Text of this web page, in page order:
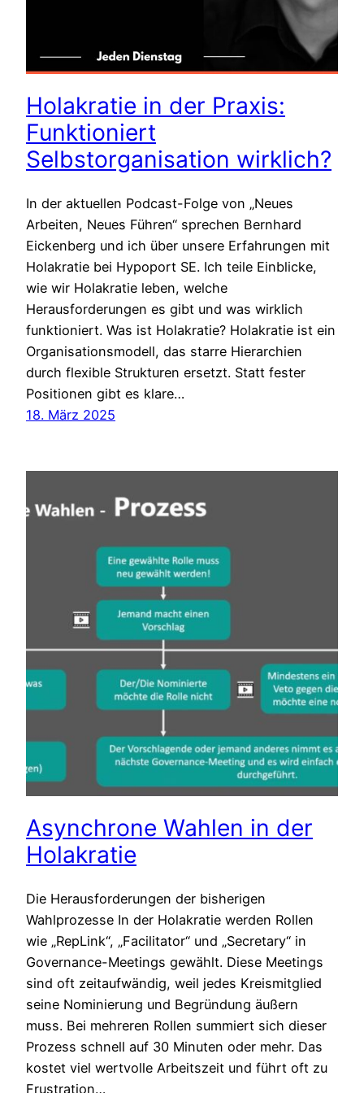
Holakratie in der Praxis:
Funktioniert
Selbstorganisation wirklich?
In der aktuellen Podcast-Folge von „Neues
Arbeiten, Neues Führen“ sprechen Bernhard
Eickenberg und ich über unsere Erfahrungen mit
Holakratie bei Hypoport SE. Ich teile Einblicke,
wie wir Holakratie leben, welche
Herausforderungen es gibt und was wirklich
funktioniert. Was ist Holakratie? Holakratie ist ein
Organisationsmodell, das starre Hierarchien
durch flexible Strukturen ersetzt. Statt fester
Positionen gibt es klare…
18. März 2025
Asynchrone Wahlen in der
Holakratie
Die Herausforderungen der bisherigen
Wahlprozesse In der Holakratie werden Rollen
wie „RepLink“, „Facilitator“ und „Secretary“ in
Governance-Meetings gewählt. Diese Meetings
sind oft zeitaufwändig, weil jedes Kreismitglied
seine Nominierung und Begründung äußern
muss. Bei mehreren Rollen summiert sich dieser
Prozess schnell auf 30 Minuten oder mehr. Das
kostet viel wertvolle Arbeitszeit und führt oft zu
Frustration…